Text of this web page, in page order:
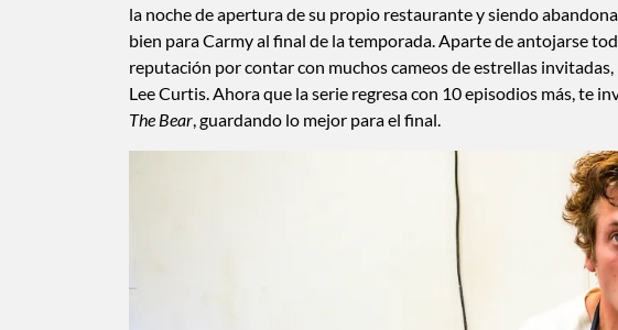
la noche de apertura de su propio restaurante y siendo
bien para Carmy al final de la temporada. Aparte de antojarse
reputación por contar con muchos cameos de estrellas
Lee Curtis. Ahora que la serie regresa con 10 episodios más, te
The Bear , guardando lo mejor para el final.